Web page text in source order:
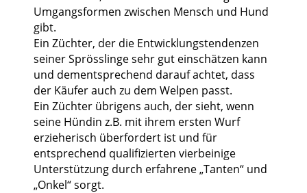
Umgangsformen zwischen Mensch und Hund
gibt.
Ein Züchter, der die Entwicklungstendenzen
seiner Sprösslinge sehr gut einschätzen kann
und dementsprechend darauf achtet, dass
der Käufer auch zu dem Welpen passt.
Ein Züchter übrigens auch, der sieht, wenn
seine Hündin z.B. mit ihrem ersten Wurf
erzieherisch überfordert ist und für
entsprechend qualifizierten vierbeinige
Unterstützung durch erfahrene „Tanten“ und
„Onkel“ sorgt.